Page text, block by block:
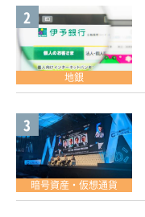
2
地銀
3
暗号資産・仮想通貨